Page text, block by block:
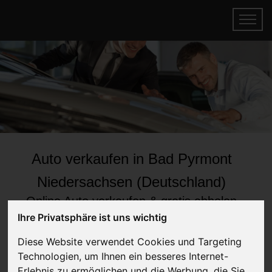
Ihre Privatsphäre ist uns wichtig
Diese Website verwendet Cookies und Targeting
Technologien, um Ihnen ein besseres Internet-
Auto verkaufen in Bad Pyrmont
Niedersachsen (Deutschland)
Online Auto verkaufen & gratis abholen
lassen